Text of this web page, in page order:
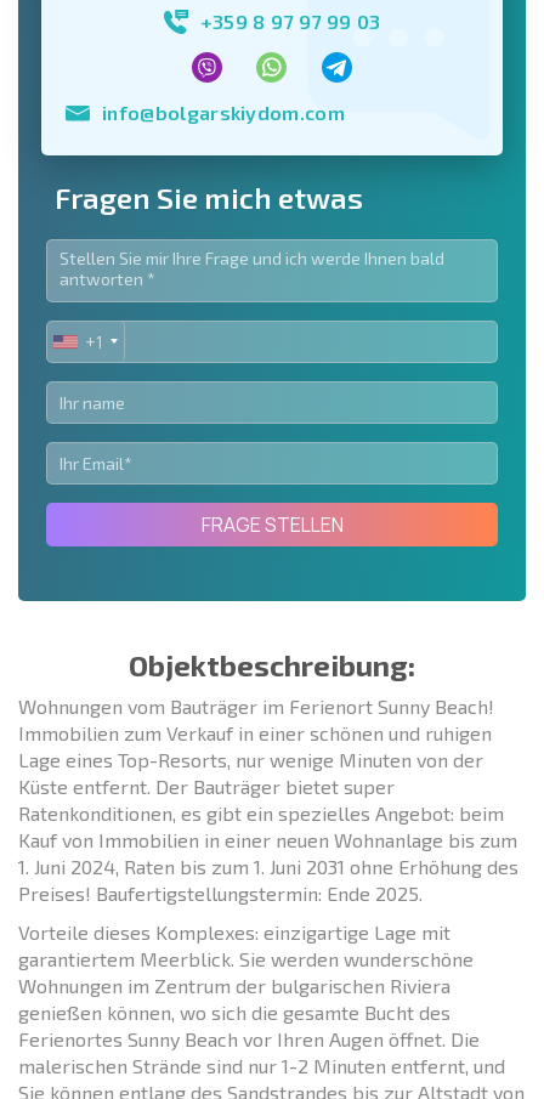
+359 8 97 97 99 03
info@bolgarskiydom.com
Fragen Sie mich etwas
UNITED
STATES
+1
+1
FRAGE STELLEN
Objektbeschreibung:
Wohnungen vom Bauträger im Ferienort Sunny Beach!
Immobilien zum Verkauf in einer schönen und ruhigen
Lage eines Top-Resorts, nur wenige Minuten von der
Küste entfernt. Der Bauträger bietet super
Ratenkonditionen, es gibt ein spezielles Angebot: beim
Kauf von Immobilien in einer neuen Wohnanlage bis zum
1. Juni 2024, Raten bis zum 1. Juni 2031 ohne Erhöhung des
Preises! Baufertigstellungstermin: Ende 2025.
Vorteile dieses Komplexes: einzigartige Lage mit
garantiertem Meerblick. Sie werden wunderschöne
Wohnungen im Zentrum der bulgarischen Riviera
genießen können, wo sich die gesamte Bucht des
Ferienortes Sunny Beach vor Ihren Augen öffnet. Die
malerischen Strände sind nur 1-2 Minuten entfernt, und
Sie können entlang des Sandstrandes bis zur Altstadt von